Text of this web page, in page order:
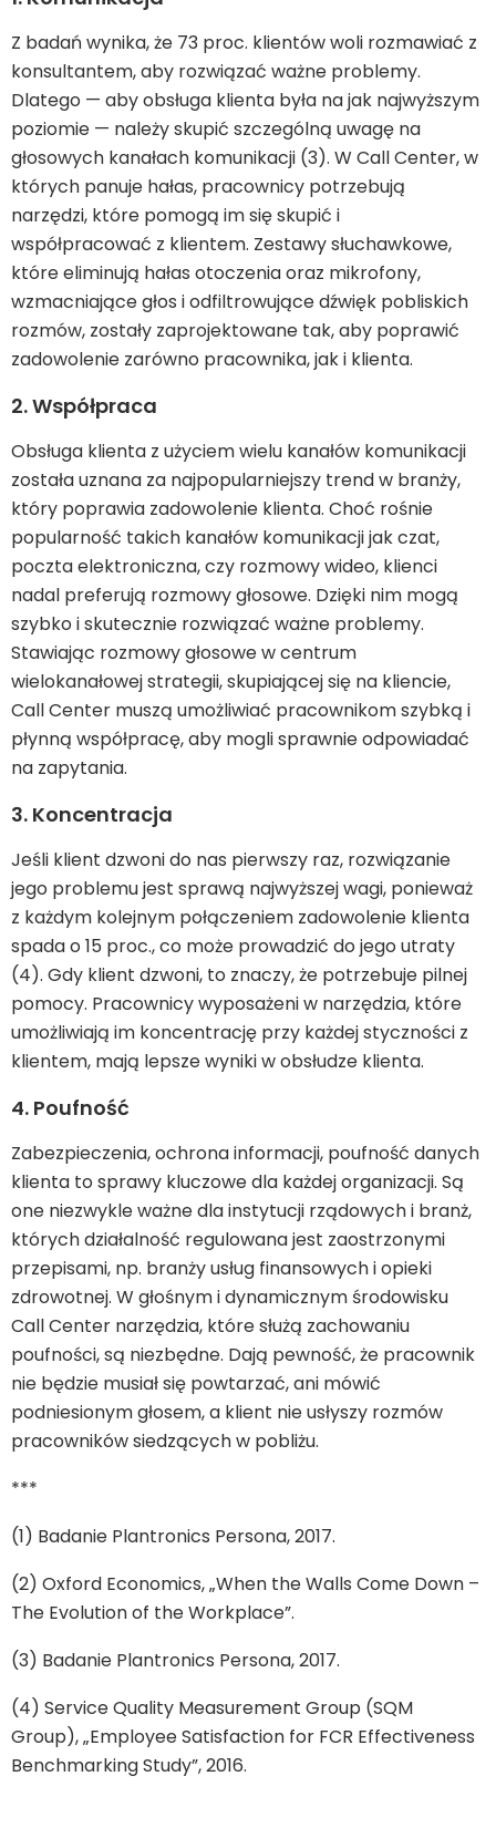
Z badań wynika, że 73 proc. klientów woli rozmawiać z
konsultantem, aby rozwiązać ważne problemy.
Dlatego — aby obsługa klienta była na jak najwyższym
poziomie — należy skupić szczególną uwagę na
głosowych kanałach komunikacji (3). W Call Center, w
których panuje hałas, pracownicy potrzebują
narzędzi, które pomogą im się skupić i
współpracować z klientem. Zestawy słuchawkowe,
które eliminują hałas otoczenia oraz mikrofony,
wzmacniające głos i odfiltrowujące dźwięk pobliskich
rozmów, zostały zaprojektowane tak, aby poprawić
zadowolenie zarówno pracownika, jak i klienta.
2. Współpraca
Obsługa klienta z użyciem wielu kanałów komunikacji
została uznana za najpopularniejszy trend w branży,
który poprawia zadowolenie klienta. Choć rośnie
popularność takich kanałów komunikacji jak czat,
poczta elektroniczna, czy rozmowy wideo, klienci
nadal preferują rozmowy głosowe. Dzięki nim mogą
szybko i skutecznie rozwiązać ważne problemy.
Stawiając rozmowy głosowe w centrum
wielokanałowej strategii, skupiającej się na kliencie,
Call Center muszą umożliwiać pracownikom szybką i
płynną współpracę, aby mogli sprawnie odpowiadać
na zapytania.
3. Koncentracja
Jeśli klient dzwoni do nas pierwszy raz, rozwiązanie
jego problemu jest sprawą najwyższej wagi, ponieważ
z każdym kolejnym połączeniem zadowolenie klienta
spada o 15 proc., co może prowadzić do jego utraty
(4). Gdy klient dzwoni, to znaczy, że potrzebuje pilnej
pomocy. Pracownicy wyposażeni w narzędzia, które
umożliwiają im koncentrację przy każdej styczności z
klientem, mają lepsze wyniki w obsłudze klienta.
4. Poufność
Zabezpieczenia, ochrona informacji, poufność danych
klienta to sprawy kluczowe dla każdej organizacji. Są
one niezwykle ważne dla instytucji rządowych i branż,
których działalność regulowana jest zaostrzonymi
przepisami, np. branży usług finansowych i opieki
zdrowotnej. W głośnym i dynamicznym środowisku
Call Center narzędzia, które służą zachowaniu
poufności, są niezbędne. Dają pewność, że pracownik
nie będzie musiał się powtarzać, ani mówić
podniesionym głosem, a klient nie usłyszy rozmów
pracowników siedzących w pobliżu.
***
(1) Badanie Plantronics Persona, 2017.
(2) Oxford Economics, „When the Walls Come Down –
The Evolution of the Workplace”.
(3) Badanie Plantronics Persona, 2017.
(4) Service Quality Measurement Group (SQM
Group), „Employee Satisfaction for FCR Effectiveness
Benchmarking Study”, 2016.